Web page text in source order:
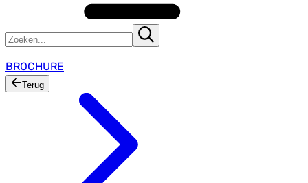
BROCHURE
Terug